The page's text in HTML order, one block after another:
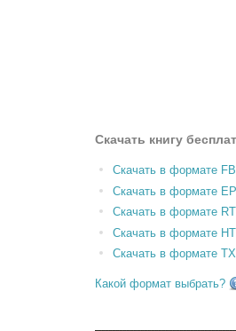
Скачать книгу
Скачать в формате
Скачать в формате
Скачать в формате
Скачать в формате
Скачать в формате
Какой формат выбрать?